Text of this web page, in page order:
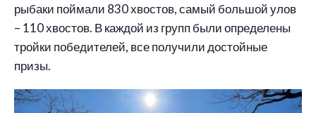
рыбаки поймали 830 хвостов, самый большой улов
– 110 хвостов. В каждой из групп были определены
тройки победителей, все получили достойные
призы.